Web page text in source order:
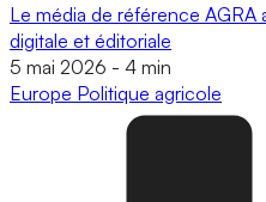
Le média de référence AGRA
digitale et éditoriale
5 mai 2026 - 4 min
Europe Politique agricole